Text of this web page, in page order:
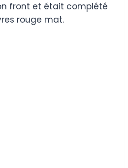
front et était complété
rouge mat.